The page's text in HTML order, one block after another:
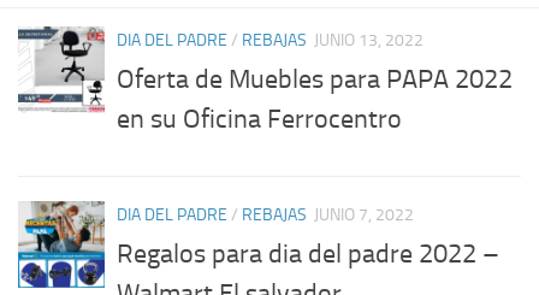
DIA DEL PADRE / REBAJAS JUNIO 13, 2022
Oferta de Muebles para PAPA 2022
en su Oficina Ferrocentro
DIA DEL PADRE / REBAJAS JUNIO 7, 2022
Regalos para dia del padre 2022 –